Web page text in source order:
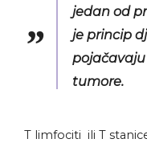
jedan od
je princip
tumore.
T limfociti ili T